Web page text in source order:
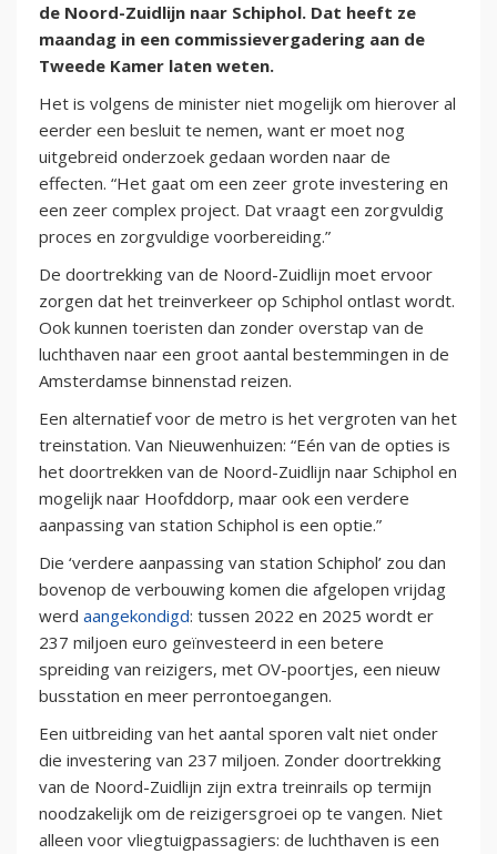
de Noord-Zuidlijn naar Schiphol. Dat heeft ze
maandag in een commissievergadering aan de
Tweede Kamer laten weten.
Het is volgens de minister niet mogelijk om hierover al
eerder een besluit te nemen, want er moet nog
uitgebreid onderzoek gedaan worden naar de
effecten. “Het gaat om een zeer grote investering en
een zeer complex project. Dat vraagt een zorgvuldig
proces en zorgvuldige voorbereiding.”
De doortrekking van de Noord-Zuidlijn moet ervoor
zorgen dat het treinverkeer op Schiphol ontlast wordt.
Ook kunnen toeristen dan zonder overstap van de
luchthaven naar een groot aantal bestemmingen in de
Amsterdamse binnenstad reizen.
Een alternatief voor de metro is het vergroten van het
treinstation. Van Nieuwenhuizen: “Eén van de opties is
het doortrekken van de Noord-Zuidlijn naar Schiphol en
mogelijk naar Hoofddorp, maar ook een verdere
aanpassing van station Schiphol is een optie.”
Die ‘verdere aanpassing van station Schiphol’ zou dan
bovenop de verbouwing komen die afgelopen vrijdag
werd aangekondigd: tussen 2022 en 2025 wordt er
237 miljoen euro geïnvesteerd in een betere
spreiding van reizigers, met OV-poortjes, een nieuw
busstation en meer perrontoegangen.
Een uitbreiding van het aantal sporen valt niet onder
die investering van 237 miljoen. Zonder doortrekking
van de Noord-Zuidlijn zijn extra treinrails op termijn
noodzakelijk om de reizigersgroei op te vangen. Niet
alleen voor vliegtuigpassagiers: de luchthaven is een